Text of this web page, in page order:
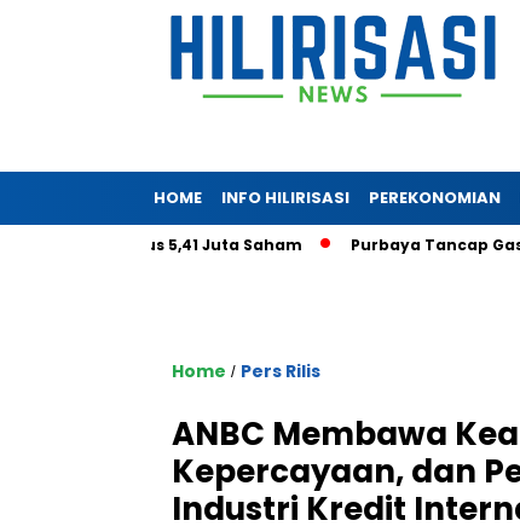
HOME INFO HILIRISASI PEREKONOMIAN
Tembus 5,41 Juta Saham Purbaya Tancap Gas!
Home / Pers Rilis
ANBC Membawa
Kepercayaan, dan
Industri Kredit